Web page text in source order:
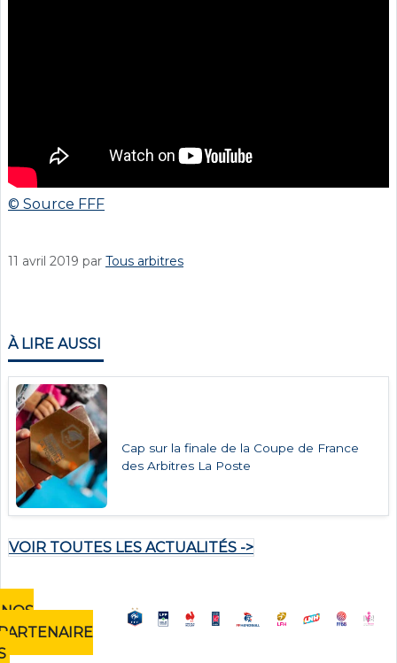
© Source FFF
11 avril 2019 par Tous arbitres
À LIRE AUSSI
Cap sur la finale de la Coupe de France
des Arbitres La Poste
VOIR TOUTES LES ACTUALITÉS ->
NOS